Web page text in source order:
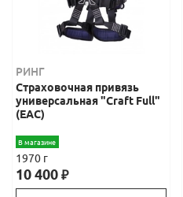
РИНГ
Страховочная привязь
универсальная "Craft Full"
(ЕАС)
В магазине
1970 г
10 400₽